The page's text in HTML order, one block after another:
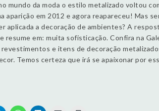
mundo da moda o estilo metalizado voltou
aparição em 2012 e agora reapareceu! Mas
aplicada a decoração de ambientes? A
resume em: muita sofisticação. Confira na
e itens de decoração
Temos certeza que irá se apaixonar por